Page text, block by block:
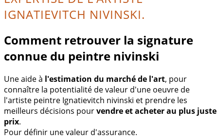
IGNATIEVITCH NIVINSKI.
Comment retrouver la signature
connue du peintre nivinski
Une aide à l'estimation du marché de l'art, pour
connaître la potentialité de valeur d'une oeuvre de
l'artiste peintre Ignatievitch nivinski et prendre les
meilleurs décisions pourvendre et acheter au plus juste
prix.
Pour définir une valeur d'assurance.